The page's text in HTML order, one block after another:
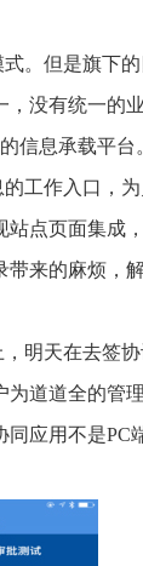
。但是旗下
没有统一的
信息承载平台
工作入口，
点页面集成
带来的麻烦，
明天在去签
为道道全的管
应用不是PC